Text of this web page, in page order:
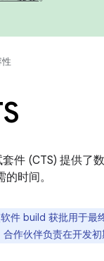
件 (CTS) 提供了
时间。
件 build 获批用于最
作伙伴负责在开发